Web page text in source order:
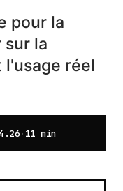
pour la
sur la
l'usage réel
· 11 min